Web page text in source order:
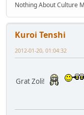
Nothing About Culture
Kuroi Tenshi
2012-01-20, 01:04:32
Grat Zoli!